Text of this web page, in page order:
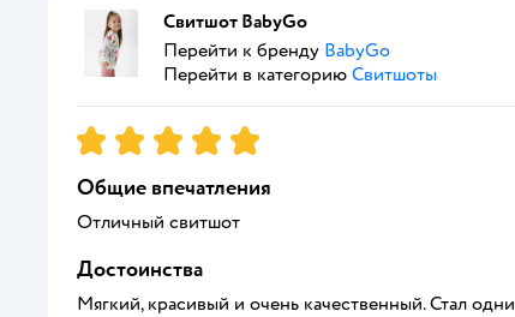
Свитшот BabyGо
Перейти к бренду BabyGo
Перейти в категорию Свитшоты
Рейтинг:5
Общие впечатления
Отличный свитшот
Достоинства
Мягкий, красивый и очень качественный. Стал